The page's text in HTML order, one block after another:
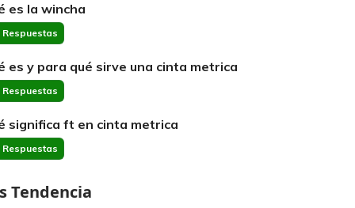
es la wincha
Respuestas
es y para qué sirve una cinta metrica
Respuestas
significa ft en cinta metrica
Respuestas
Tendencia